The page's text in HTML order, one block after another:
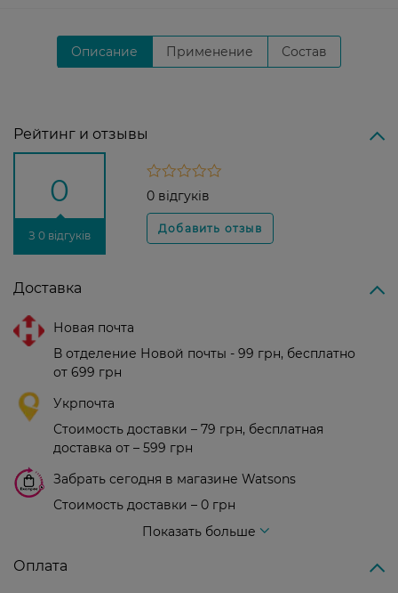
Описание Применение Состав
Рейтинг и отзывы
0
З 0 відгуків
0 відгуків
Доставка
Новая почта
В отделение Новой почты - 99 грн, бесплатно
от 699 грн
Укрпочта
Стоимость доставки – 79 грн, бесплатная
доставка от – 599 грн
Забрать сегодня в магазине Watsons
Стоимость доставки – 0 грн
Показать больше
Оплата